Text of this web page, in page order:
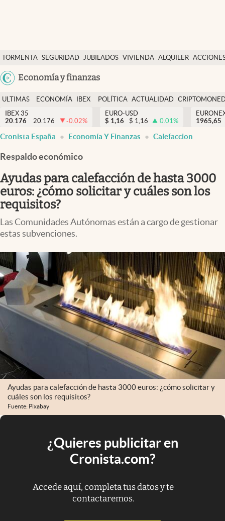
TORMENTA SEGURIDAD JUBILADOS VIVIENDA ALQUILER
USA
Colombia
Economía y finanzas
Economía y finanzas
Política
Actualidad
Criptomonedas
España
ULTIMAS
NOTICIAS
ECONOMÍA
FINANZAS
IBEX
EURO
POLÍTICA ACTUALIDAD
IBEX 35
20.176
20.176 -0.02%
EURO-USD
$ 1,16 $ 1,16 0.01%
1965,65
Cronista España Economía Y Finanzas Calefaccion
Respaldo económico
Ayudas para calefacción de hasta 3000
euros: ¿cómo solicitar y cuáles son los
requisitos?
Las Comunidades Autónomas están a cargo de gestionar
estas subvenciones.
Ayudas para calefacción de hasta 3000 euros: ¿cómo solicitar y
cuáles son los requisitos?
Fuente: Pixabay
¿Quieres publicitar en
Cronista.com?
Accede aquí, completa tus datos y te
contactaremos.